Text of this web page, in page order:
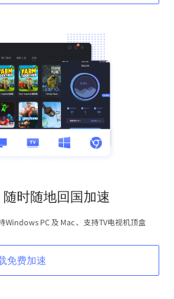
时随地回国加速
PC 及 Mac 、支持TV电视机顶盒
免费加速